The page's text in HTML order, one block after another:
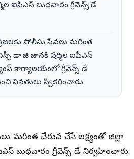
ఐపీఎస్ బుధవారం గ్రీవెన్స్ డే
పోలీసు సేవలు మరింత
డా జి జానకి షర్మిల ఐపీఎస్
కార్యాలయంలో గ్రీవెన్స్ డే
వినతులు స్వీకరించారు.
మరింత చేరువ చేసే లక్ష్యంతో జిల్లా
బుధవారం గ్రీవెన్స్ డే నిర్వహించారు.